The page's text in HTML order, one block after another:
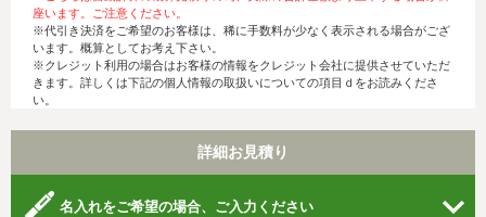
座います。ご注意ください。
※代引き決済をご希望のお客様は、稀に手数料が少なく表示される場合がござ
います。概算としてお考え下さい。
※クレジット利用の場合はお客様の情報をクレジット会社に提供させていただ
きます。詳しくは下記の個人情報の取扱いについての項目ｄをお読みくださ
い。
詳細お見積り
名入れをご希望の場合、ご入力ください